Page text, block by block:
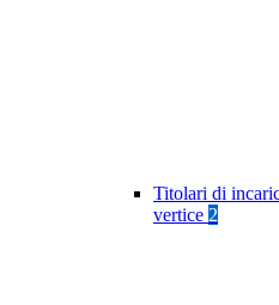
Titolari di
vertice 2